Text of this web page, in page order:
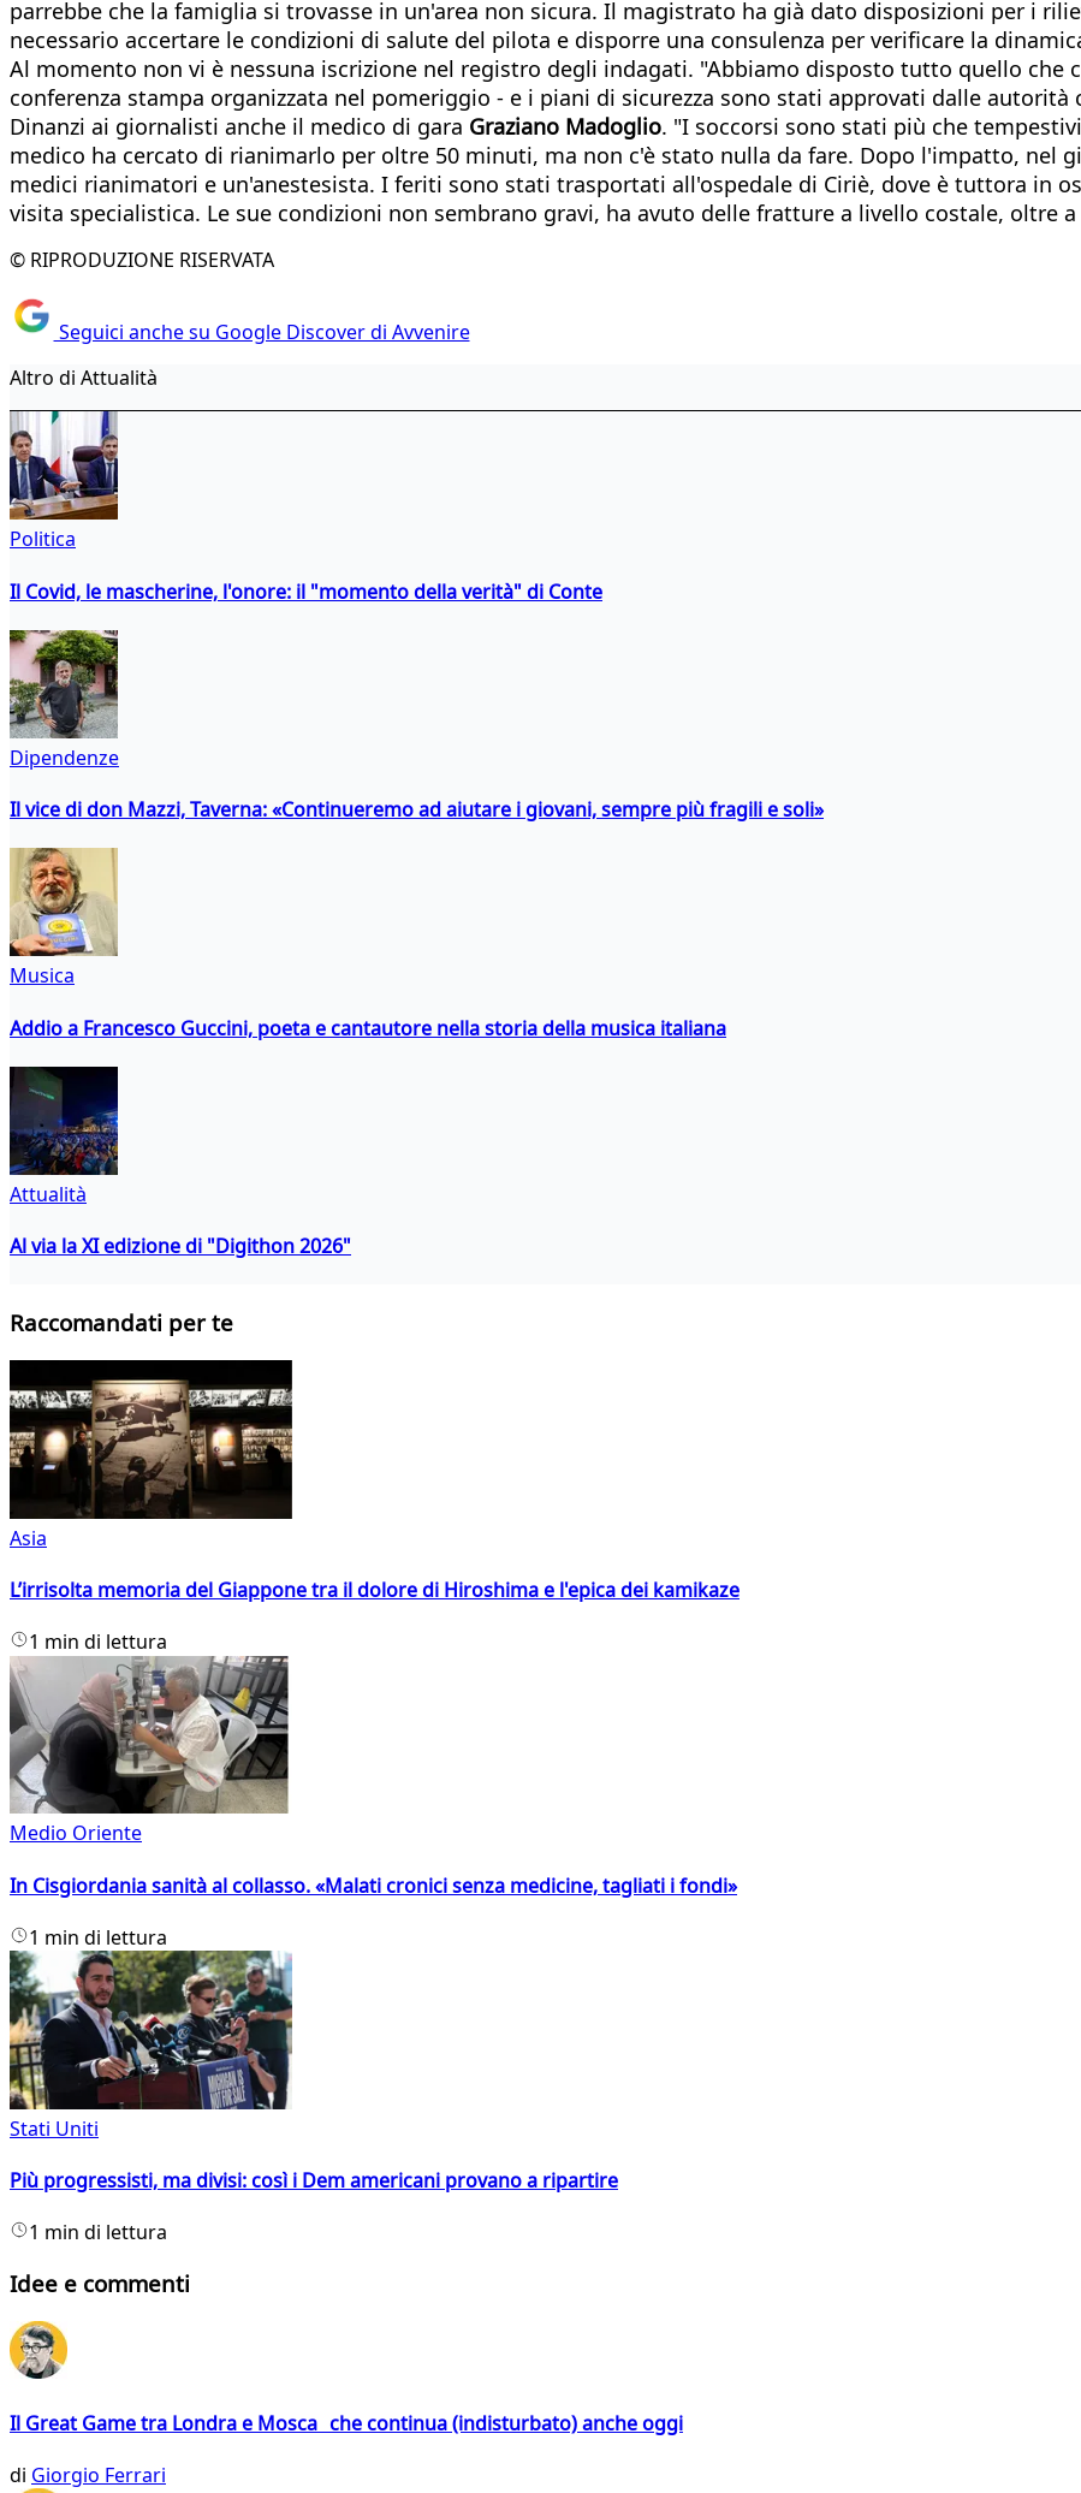
parrebbe che la famiglia si trovasse in un'area non sicura. Il magistrato ha già dato disposizioni per i
necessario accertare le condizioni di salute del pilota e disporre una consulenza per verificare la
Al momento non vi è nessuna iscrizione nel registro degli indagati. "Abbiamo disposto tutto quello che
conferenza stampa organizzata nel pomeriggio - e i piani di sicurezza sono stati approvati dalle autorità
Dinanzi ai giornalisti anche il medico di gara Graziano Madoglio. "I soccorsi sono stati più che
medico ha cercato di rianimarlo per oltre 50 minuti, ma non c'è stato nulla da fare. Dopo l'impatto, nel
medici rianimatori e un'anestesista. I feriti sono stati trasportati all'ospedale di Ciriè, dove è tuttora in
visita specialistica. Le sue condizioni non sembrano gravi, ha avuto delle fratture a livello costale, oltre
© RIPRODUZIONE RISERVATA
Seguici anche su Google Discover di Avvenire
Altro di Attualità
Politica
Il Covid, le mascherine, l'onore: il "momento della verità" di Conte
Dipendenze
Il vice di don Mazzi, Taverna: «Continueremo ad aiutare i giovani, sempre più fragili e soli»
Musica
Addio a Francesco Guccini, poeta e cantautore nella storia della musica italiana
Attualità
Al via la XI edizione di "Digithon 2026"
Raccomandati per te
Asia
L’irrisolta memoria del Giappone tra il dolore di Hiroshima e l'epica dei kamikaze
1 min di lettura
Medio Oriente
In Cisgiordania sanità al collasso. «Malati cronici senza medicine, tagliati i fondi»
1 min di lettura
Stati Uniti
Più progressisti, ma divisi: così i Dem americani provano a ripartire
1 min di lettura
Idee e commenti
Il Great Game tra Londra e Mosca che continua (indisturbato) anche oggi
di Giorgio Ferrari